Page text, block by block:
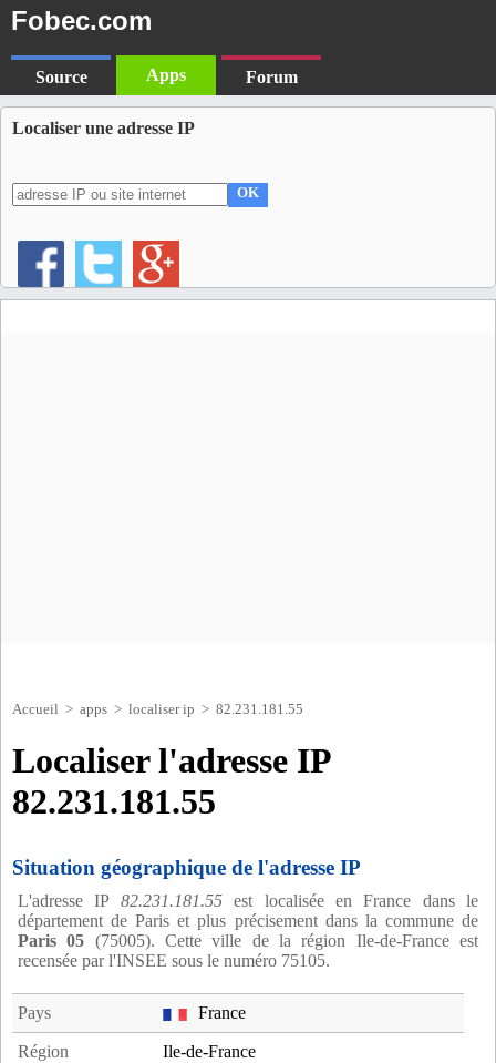
Fobec.com
Source Apps Forum
Localiser une adresse IP
OK
Accueil > apps > localiser ip > 82.231.181.55
Localiser l'adresse IP
82.231.181.55
Situation géographique de l'adresse IP
L'adresse IP 82.231.181.55est localisée en France dans le
département de Paris et plus précisement dans la commune de
Paris 05 (75005). Cette ville de la région Ile-de-France est
recensée par l'INSEE sous le numéro 75105.
Pays France
Région Ile-de-France